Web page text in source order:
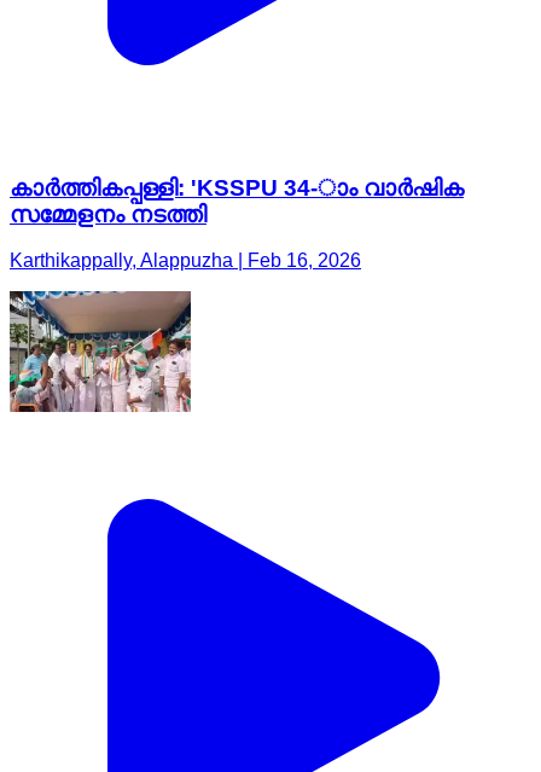
കാർത്തികപ്പള്ളി: 'KSSPU 34-ാം വാർഷിക
സമ്മേളനം നടത്തി
Karthikappally, Alappuzha | Feb 16, 2026